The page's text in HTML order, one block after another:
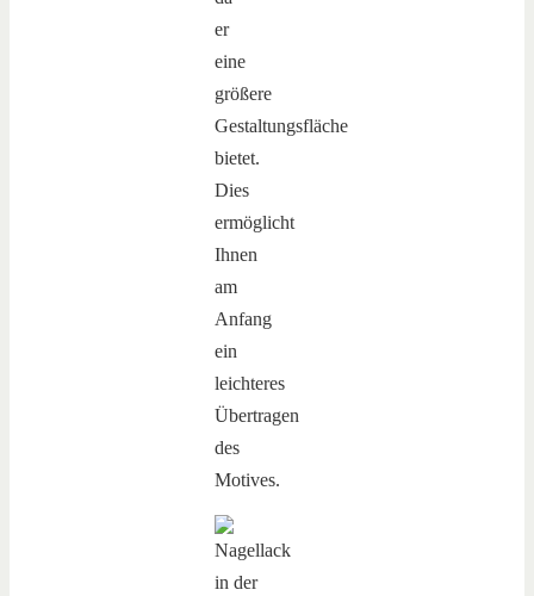
er
eine
größere
Gestaltungsfläche
bietet.
Dies
ermöglicht
Ihnen
am
Anfang
ein
leichteres
Übertragen
des
Motives.